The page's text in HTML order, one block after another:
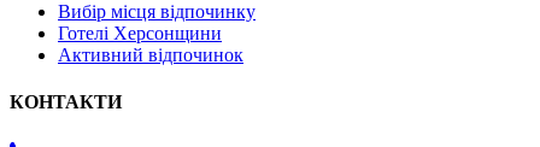
Вибір місця відпочинку
Готелі Херсонщини
Активний відпочинок
КОНТАКТИ